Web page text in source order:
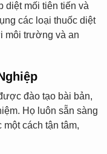
diệt mối tiên tiến và
các loại thuốc diệt
môi trường và an
đào tạo bài bản,
Họ luôn sẵn sàng
cách tận tâm,